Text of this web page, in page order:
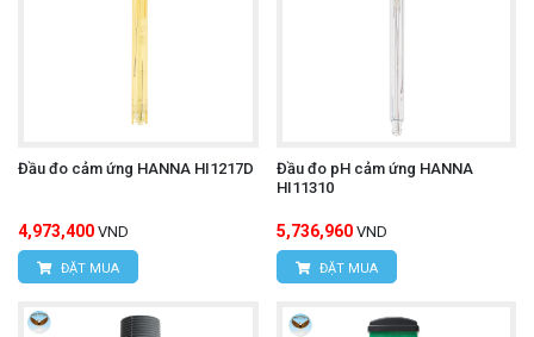
Đầu đo cảm ứng HANNA HI1217D
4,973,400 VND
ĐẶT MUA
Đầu đo pH cảm ứng HANNA
HI11310
5,736,960 VND
ĐẶT MUA